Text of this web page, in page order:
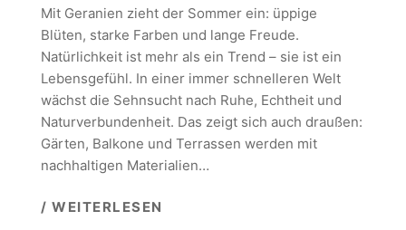
Mit Geranien zieht der Sommer ein: üppige
Blüten, starke Farben und lange Freude.
Natürlichkeit ist mehr als ein Trend – sie ist ein
Lebensgefühl. In einer immer schnelleren Welt
wächst die Sehnsucht nach Ruhe, Echtheit und
Naturverbundenheit. Das zeigt sich auch draußen:
Gärten, Balkone und Terrassen werden mit
nachhaltigen Materialien…
/ WEITERLESEN